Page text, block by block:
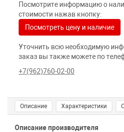
Посмотрите информацию о
стоимости нажав кнопку:
Посмотреть цену и наличие
Уточнить всю необходимую
заказ вы также можете по
+7(962)760-02-00
Описание Характеристики
Описание производителя